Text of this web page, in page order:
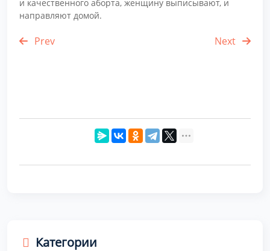
и качественного аборта, женщину выписывают, и
направляют домой.
Prev Next
Категории